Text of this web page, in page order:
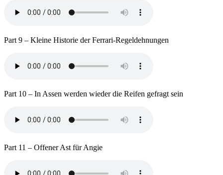
Part 9 – Kleine Historie der Ferrari-Regeldehnungen
Part 10 – In Assen werden wieder die Reifen gefragt sein
Part 11 – Offener Ast für Angie